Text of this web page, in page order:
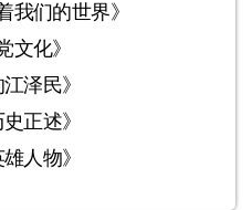
我们的世界》
文化》
泽民》
正述》
人物》